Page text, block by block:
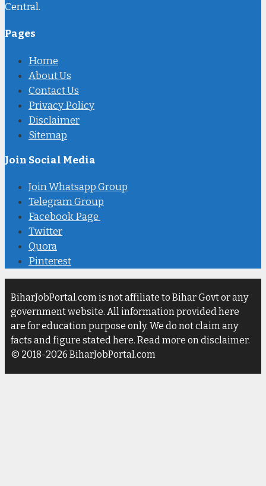
Central.
Pages
Home
About Us
Contact Us
Privacy Policy
Disclaimer
Sitemap
Join Social Media
Join Whatsapp Group
Telegram Group
Facebook Page
Twitter
Quora
Pinterest
BiharJobPortal.com is not affiliate to Bihar Govt or any
government website. All information provided here
are for education purpose only. We do not claim any
facts and figure stated here. Read more on disclaimer.
© 2018-2026 BiharJobPortal.com